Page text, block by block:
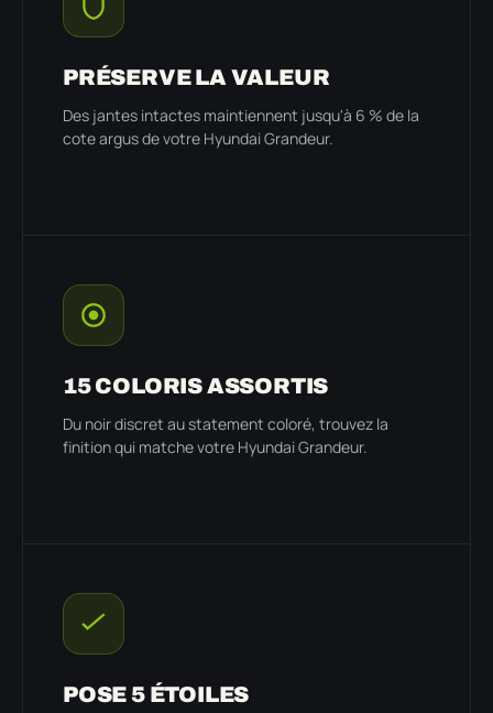
PRÉSERVE LA VALEUR
Des jantes intactes maintiennent jusqu'à 6 % de la
cote argus de votre Hyundai Grandeur.
15 COLORIS ASSORTIS
Du noir discret au statement coloré, trouvez la
finition qui matche votre Hyundai Grandeur.
POSE 5 ÉTOILES